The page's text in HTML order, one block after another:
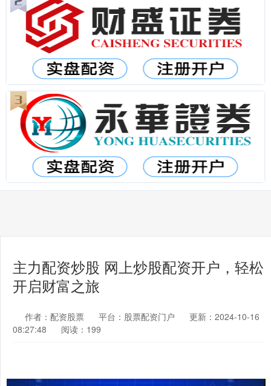
主力配资炒股 网上炒股配资开户，轻松
开启财富之旅
作者：配资股票 平台：股票配资门户
更新：2024-10-16
08:27:48
阅读：199